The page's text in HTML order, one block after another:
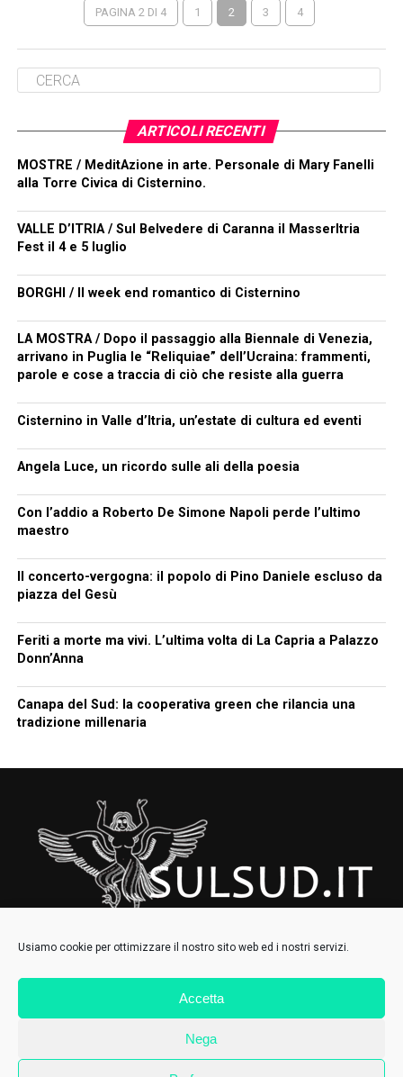
Usiamo cookie per ottimizzare il nostro sito web ed i nostri servizi.
Accetta
Nega
PAGINA 2 DI 4 1 2 3 4
ARTICOLI RECENTI
MOSTRE / MeditAzione in arte. Personale di Mary Fanelli
alla Torre Civica di Cisternino.
VALLE D’ITRIA / Sul Belvedere di Caranna il MasserItria
Fest il 4 e 5 luglio
BORGHI / Il week end romantico di Cisternino
LA MOSTRA / Dopo il passaggio alla Biennale di Venezia,
arrivano in Puglia le “Reliquiae” dell’Ucraina: frammenti,
parole e cose a traccia di ciò che resiste alla guerra
Cisternino in Valle d’Itria, un’estate di cultura ed eventi
Angela Luce, un ricordo sulle ali della poesia
Con l’addio a Roberto De Simone Napoli perde l’ultimo
maestro
Il concerto-vergogna: il popolo di Pino Daniele escluso da
piazza del Gesù
Feriti a morte ma vivi. L’ultima volta di La Capria a Palazzo
Donn’Anna
Canapa del Sud: la cooperativa green che rilancia una
tradizione millenaria